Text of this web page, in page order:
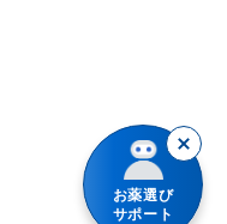
お薬選び
サポート